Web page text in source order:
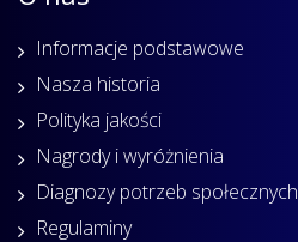
Informacje podstawowe
Nasza historia
Polityka jakości
Nagrody i wyróżnienia
Diagnozy potrzeb społecznych
Regulaminy